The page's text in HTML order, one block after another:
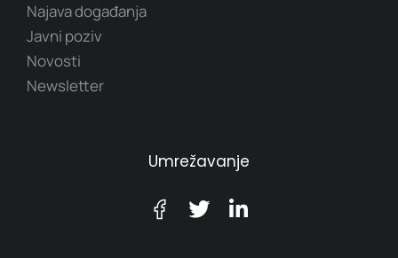
Najava događanja
Javni poziv
Novosti
Newsletter
Umrežavanje